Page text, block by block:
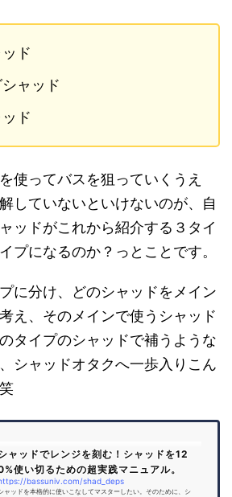
ド
ャッド
ド
使ってバスを狙っていくうえ
していないといけないのが、自
ッドがこれから紹介する３タイ
プになるのか？っとことです。
に分け、どのシャッドをメイン
え、そのメインで使うシャッド
タイプのシャッドで補うような
シャッドオタクへ一歩入りこん
ャッドでレンジを刻む！シャッドを12
使い切るための超実践マニュアル。
bassuniv.com/shad_deps
ャッドを本格的に使いこなしてマスターしたい。そのために、シ